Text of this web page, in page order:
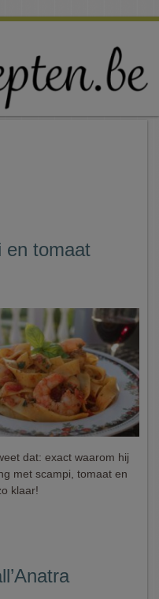
en tomaat
dat: exact waarom hij
met scampi, tomaat en
klaar!